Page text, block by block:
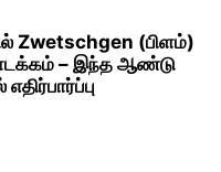
Zwetschgen (பிளம்)
– இந்த ஆண்டு